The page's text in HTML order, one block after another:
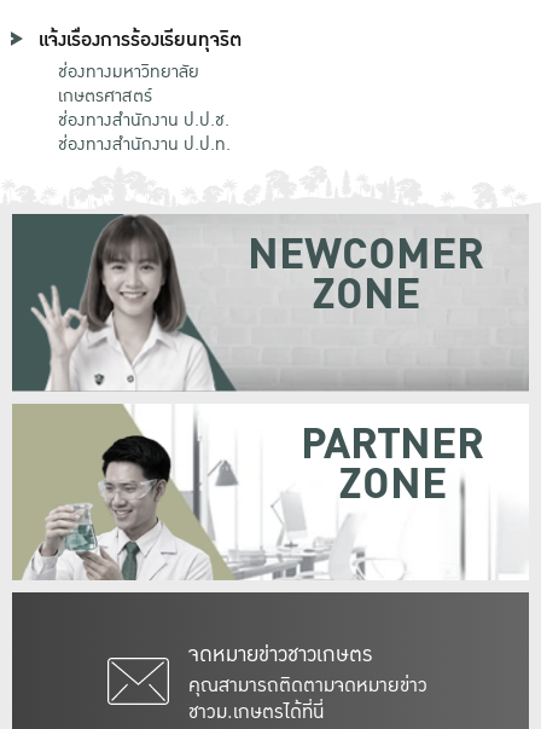
แจ้งเรื่องการร้องเรียนทุจริต
ช่องทางมหาวิทยาลัย
เกษตรศาสตร์
ช่องทางสำนักงาน ป.ป.ช.
ช่องทางสำนักงาน ป.ป.ท.
จดหมายข่าวชาวเกษตร
คุณสามารถติดตามจดหมายข่าว
ชาวม.เกษตรได้ที่นี่
NEWCOMER
ZONE
PARTNER
ZONE